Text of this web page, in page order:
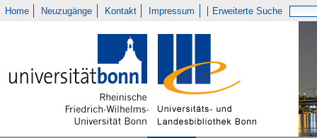
Home Neuzugänge Kontakt Impressum Erweiterte Suche